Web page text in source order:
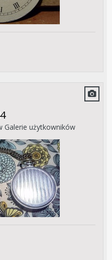
Galerie użytkowników